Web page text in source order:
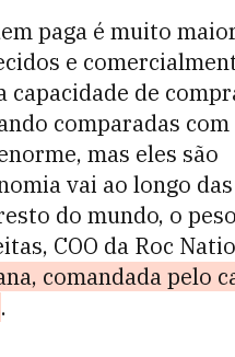
paga é muito
e
de
comparadas com
mas eles são
vai ao longo
do mundo, o
COO da Roc
comandada pelo
.